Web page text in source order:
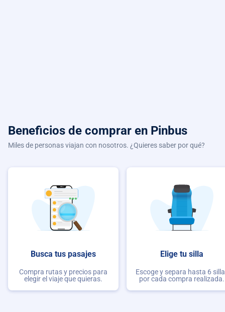
Beneficios de comprar en Pinbus
Miles de personas viajan con nosotros. ¿Quieres saber por qué?
Busca tus pasajes
Compra rutas y precios para
elegir el viaje que quieras.
Elige tu silla
Escoge y separa hasta 6
por cada compra realizada.